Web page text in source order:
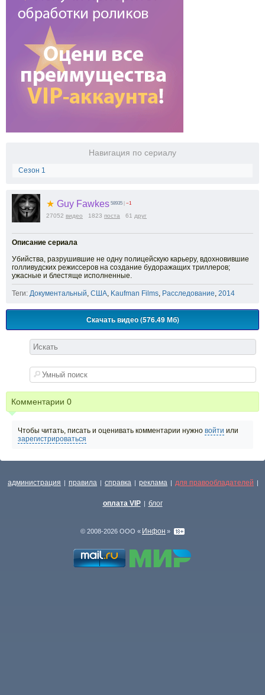
Навигация по сериалу
Сезон 1
★ Guy Fawkes 58935 −1
27052 видео 1823 поста 61 друг
Описание сериала
Убийства, разрушившие не одну полицейскую карьеру, вдохновившие
голливудских режиссеров на создание будоражащих триллеров;
ужасные и блестяще исполненные.
Теги: Документальный, США, Kaufman Films, Расследование, 2014
Скачать видео (576.49 Мб)
Комментарии 0
Чтобы читать, писать и оценивать комментарии нужно войти или
зарегистрироваться
администрация | правила | справка | реклама | для правообладателей |
оплата VIP | блог
© 2008-2026 ООО « Инфон »